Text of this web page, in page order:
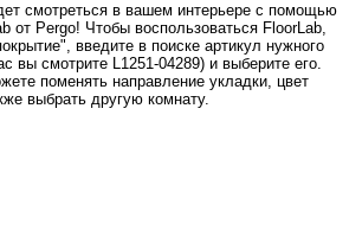
смотреться в вашем интерьере с помощью
от Pergo! Чтобы воспользоваться FloorLab,
введите в поиске артикул нужного
вы смотрите L1251-04289) и выберите его.
поменять направление укладки, цвет
выбрать другую комнату.